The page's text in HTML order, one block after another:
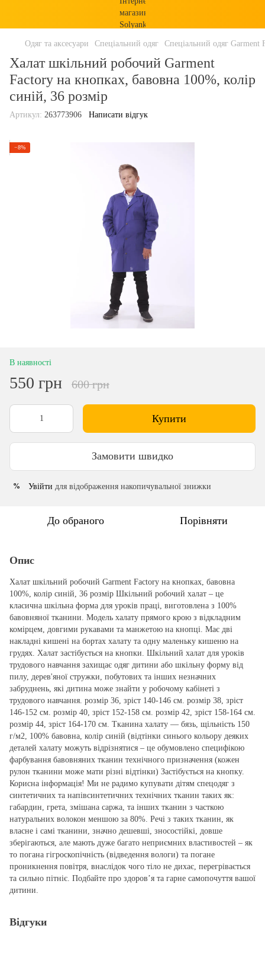
Одяг та аксесуари Спеціальний одяг Спеціальний одяг Garment
Халат шкільний робочий Garment
Factory на кнопках, бавовна 100%, колір
синій, 36 розмір
Артикул: 263773906 Написати відгук
−8%
В наявності
550 грн 600 грн
Купити
Замовити швидко
% Увійти для відображення накопичувальної знижки
До обраного Порівняти
Опис
Халат шкільний робочий Garment Factory на кнопках, бавовна
100%, колір синій, 36 розмір Шкільний робочий халат – це
класична шкільна форма для уроків праці, виготовлена з 100%
бавовняної тканини. Модель халату прямого крою з відкладним
комірцем, довгими рукавами та манжетою на кнопці. Має дві
накладні кишені на бортах халату та одну маленьку кишеню на
грудях. Халат застібується на кнопки. Шкільний халат для уроків
трудового навчання захищає одяг дитини або шкільну форму від
пилу, дерев'яної стружки, побутових та інших незначних
забруднень, які дитина може знайти у робочому кабінеті з
трудового навчання. розмір 36, зріст 140-146 см. розмір 38, зріст
146-152 см. розмір 40, зріст 152-158 см. розмір 42, зріст 158-164 см.
розмір 44, зріст 164-170 см. Тканина халату ― бязь, щільність 150
г/м2, 100% бавовна, колір синій (відтінки синього кольору деяких
деталей халату можуть відрізнятися – це обумовлено специфікою
фарбування бавовняних тканин технічного призначення (кожен
рулон тканини може мати різні відтінки) Застібується на кнопку.
Корисна інформація! Ми не радимо купувати дітям спецодяг з
синтетичних та напівсинтетичних технічних тканин таких як:
габардин, грета, змішана саржа, та інших тканин з часткою
натуральних волокон меншою за 80%. Речі з таких тканин, як
власне і самі тканини, значно дешевші, зносостійкі, довше
зберігаються, але мають дуже багато неприємних властивостей – як
то погана гігроскопічність (відведення вологи) та погане
проникнення повітря, внаслідок чого тіло не дихає, перегрівається
та сильно пітніє. Подбайте про здоров’я та гарне самопочуття вашої
дитини.
Відгуки